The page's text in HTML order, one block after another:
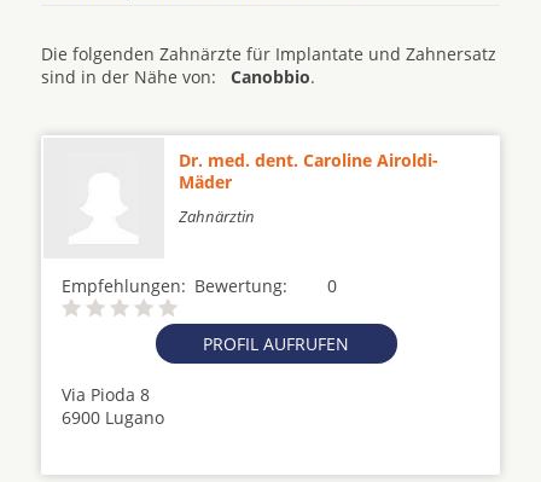
Die folgenden Zahnärzte für Implantate und Zahnersatz
sind in der Nähe von: Canobbio.
Dr. med. dent. Caroline Airoldi-
Mäder
Zahnärztin
Empfehlungen: 0
Bewertung:
PROFIL AUFRUFEN
Via Pioda 8
6900 Lugano